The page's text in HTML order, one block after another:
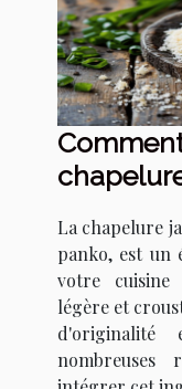
La chapelure
panko, est un
votre cuisine
légère et
nombreuses